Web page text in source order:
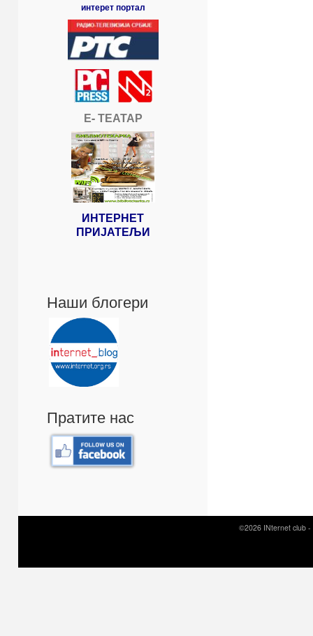
интерет портал
Е- ТЕАТАР
ИНТЕРНЕТ
ПРИЈАТЕЉИ
Наши блогери
Пратите нас
©2026 INternet club